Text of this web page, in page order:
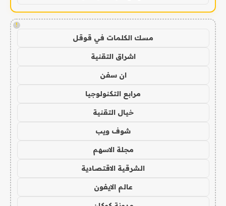
!
مسك الكلمات في قوقل
اشراق التقنية
ان سفن
مرابع التكنولوجيا
خيال التقنية
شوف ويب
مجلة الاسهم
الشرقية الاقتصادية
عالم الايفون